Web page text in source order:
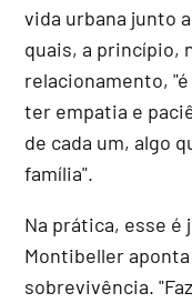
vida urbana junto
quais, a princípio,
relacionamento,
ter empatia e
de cada um, algo
família".
Na prática, esse é
Montibeller
sobrevivência.